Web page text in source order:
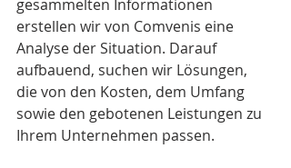
gesammelten Informationen
erstellen wir von Comvenis eine
Analyse der Situation. Darauf
aufbauend, suchen wir Lösungen,
die von den Kosten, dem Umfang
sowie den gebotenen Leistungen zu
Ihrem Unternehmen passen.